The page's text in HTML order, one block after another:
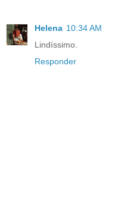
Helena 10:34 AM
Lindíssimo.
Responder